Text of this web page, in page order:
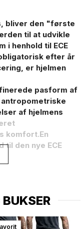
bliver den "første
til at udvikle
i henhold til ECE
efter år
er hjelmen
pasform af
af hjelmens
komfort.En
den nye ECE